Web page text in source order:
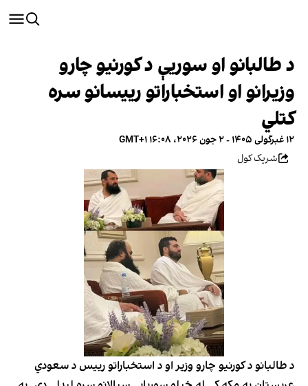
د طالبانو او سوریې د کورنیو چارو
وزیرانو او استخباراتو رییسانو سره
کتلي
۱۲ غبرگولی ۱۴۰۵ - ۲ جون ۲۰۲۶، ۱۶:۰۸ GMT+۱
شریک کول
د طالبانو د کورنیو چارو وزیر او د استخباراتو رییس د سعودي